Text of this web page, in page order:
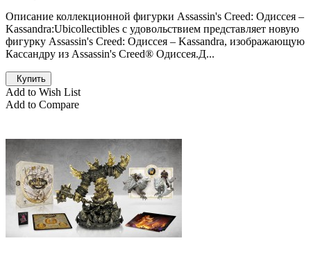
Описание коллекционной фигурки Assassin's Creed: Одиссея –
Kassandra:Ubicollectibles с удовольствием представляет новую
фигурку Assassin's Creed: Одиссея – Kassandra, изображающую
Кассандру из Assassin's Creed® Одиссея.Д...
Купить
Add to Wish List
Add to Compare